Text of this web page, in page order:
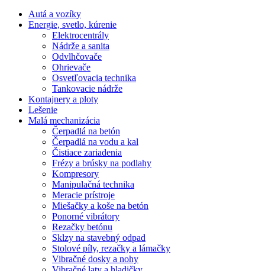
Autá a vozíky
Energie, svetlo, kúrenie
Elektrocentrály
Nádrže a sanita
Odvlhčovače
Ohrievače
Osvetľovacia technika
Tankovacie nádrže
Kontajnery a ploty
Lešenie
Malá mechanizácia
Čerpadlá na betón
Čerpadlá na vodu a kal
Čistiace zariadenia
Frézy a brúsky na podlahy
Kompresory
Manipulačná technika
Meracie prístroje
Miešačky a koše na betón
Ponorné vibrátory
Rezačky betónu
Sklzy na stavebný odpad
Stolové píly, rezačky a lámačky
Vibračné dosky a nohy